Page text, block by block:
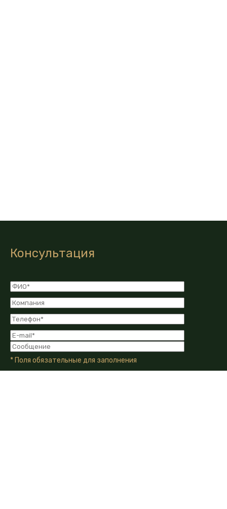
Консультация
* Поля обязательные для заполнения